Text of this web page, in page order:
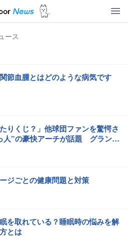
ース
節血腫とはどのような病気です
りくじ？」他球団ファンを驚愕さ
人”の豪快アーチが話題 グランド
意味わからんくらい飛んでてビ
ジごとの健康問題と対策
を取れている？睡眠時の悩みを解
とは